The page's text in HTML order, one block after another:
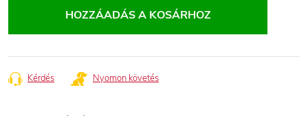
HOZZÁADÁS A KOSÁRHOZ
Kérdés Nyomon követés